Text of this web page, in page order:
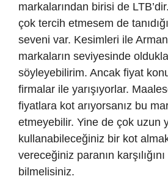
markalarından birisi de
çok tercih etmesem de
seveni var. Kesimleri ile
markaların seviyesinde
söyleyebilirim. Ancak fiyat
firmalar ile yarışıyorlar.
fiyatlara kot arıyorsanız bu
etmeyebilir. Yine de çok uzun
kullanabileceğiniz bir kot
vereceğiniz paranın karşılığını
bilmelisiniz.